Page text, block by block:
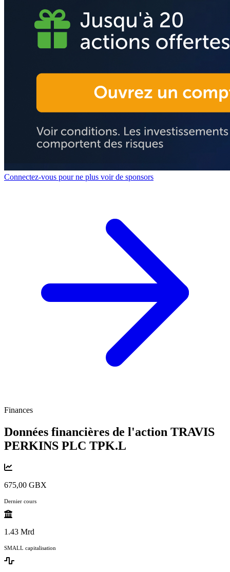
Connectez-vous pour ne plus voir de sponsors
Finances
Données financières de l'action TRAVIS
PERKINS PLC TPK.L
675,00 GBX
Dernier cours
1.43 Mrd
SMALL capitalisation